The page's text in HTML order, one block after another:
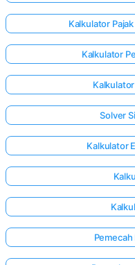
Kalkulator
Kalkulator
Solver
Kalkulator